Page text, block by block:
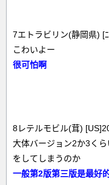
7エトラビリン(静岡県) [
こわいよー
很可怕啊
8レテルモビル(茸)
大体バージョン2か3く
をしてしまうのか
一般第2版第三版是最好